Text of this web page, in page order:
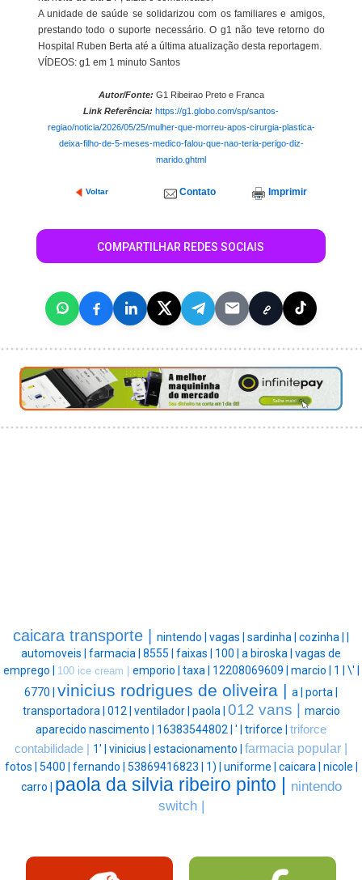
A unidade de saúde se solidarizou com os familiares e amigos,
prestando todo o suporte necessário. O g1 não teve retorno do
Hospital Ruben Berta até a última atualização desta reportagem.
VÍDEOS: g1 em 1 minuto Santos
Autor/Fonte: G1 Ribeirao Preto e Franca
Link Referência: https://g1.globo.com/sp/santos-
regiao/noticia/2026/05/25/mulher-que-morreu-apos-cirurgia-plastica-
deixa-filho-de-5-meses-medico-falou-que-nao-teria-perigo-diz-
marido.ghtml
Voltar Contato Imprimir
COMPARTILHAR REDES SOCIAIS
caicara transporte | nintendo | vagas | sardinha | cozinha |
automoveis | farmacia | 8555 | faixas | 100 | a biroska | vagas de
emprego |
100 ice cream | emporio | taxa | 12208069609 | marcio | 1 | \' |
6770 | vinicius rodrigues de oliveira | a | porta |
transportadora | 012 | ventilador | paola | 012 vans |
marcio
aparecido nascimento | 16383544802 | ' | triforce | triforce
contabilidade | 1' | vinicius | estacionamento | farmacia popular |
fotos | 5400 | fernando | 53869416823 | 1) | uniforme | caicara | nicole |
carro | paola da silvia ribeiro pinto | nintendo
switch |